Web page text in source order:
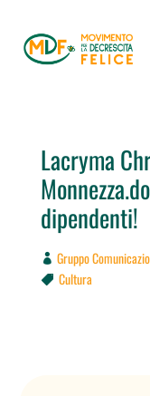
Lacryma
dipendenti!
Gruppo
 Cultura